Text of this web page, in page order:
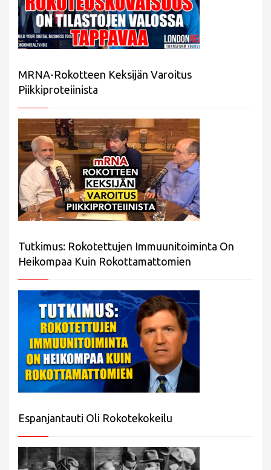
MRNA-Rokotteen Keksijän Varoitus
Piikkiproteiinista
Tutkimus: Rokotettujen Immuunitoiminta On
Heikompaa Kuin Rokottamattomien
Espanjantauti Oli Rokotekokeilu